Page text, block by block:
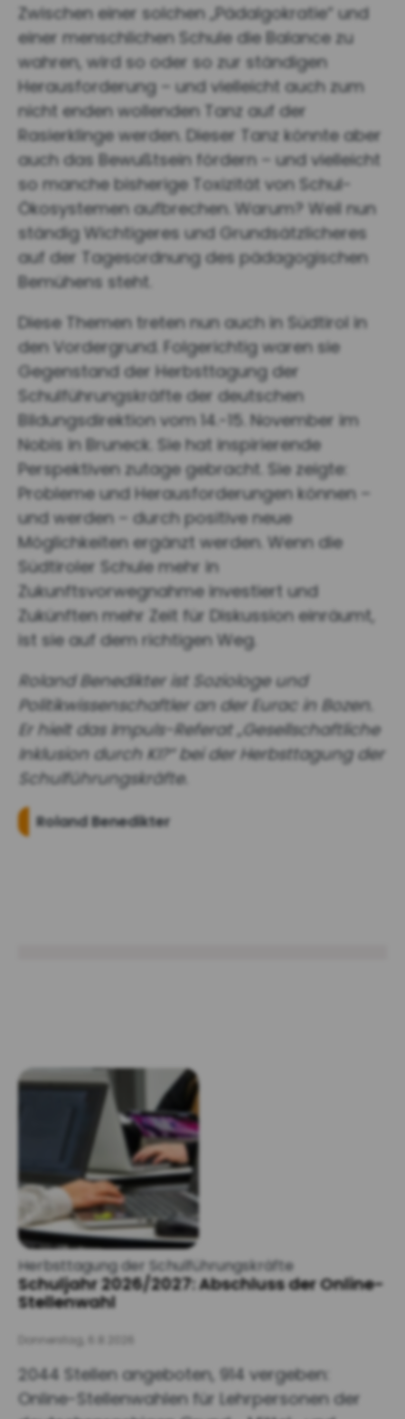
Zwischen einer solchen „Pädalgokratie“ und
einer menschlichen Schule die Balance zu
wahren, wird so oder so zur ständigen
Herausforderung – und vielleicht auch zum
nicht enden wollenden Tanz auf der
Rasierklinge werden. Dieser Tanz könnte aber
auch das Bewußtsein fördern – und vielleicht
so manche bisherige Toxizität von Schul-
Ökosystemen aufbrechen. Warum? Weil nun
ständig Wichtigeres und Grundsätzlicheres
auf der Tagesordnung des pädagogischen
Bemühens steht.
Diese Themen treten nun auch in Südtirol in
den Vordergrund. Folgerichtig waren sie
Gegenstand der Herbsttagung der
Schulführungskräfte der deutschen
Bildungsdirektion vom 14.-15. November im
Nobis in Bruneck. Sie hat inspirierende
Perspektiven zutage gebracht. Sie zeigte:
Probleme und Herausforderungen können –
und werden – durch positive neue
Möglichkeiten ergänzt werden. Wenn die
Südtiroler Schule mehr in
Zukunftsvorwegnahme investiert und
Zukünften mehr Zeit für Diskussion einräumt,
ist sie auf dem richtigen Weg.
Roland Benedikter ist Soziologe und
Politikwissenschaftler an der Eurac in Bozen.
Er hielt das Impuls-Referat „Gesellschaftliche
Inklusion durch KI?“ bei der Herbsttagung der
Schulführungskräfte.
Roland Benedikter
Herbsttagung der Schulführungskräfte
Schuljahr 2026/2027: Abschluss der Online-
Stellenwahl
Donnerstag, 6.8.2026
2044 Stellen angeboten, 914 vergeben:
Online-Stellenwahlen für Lehrpersonen der